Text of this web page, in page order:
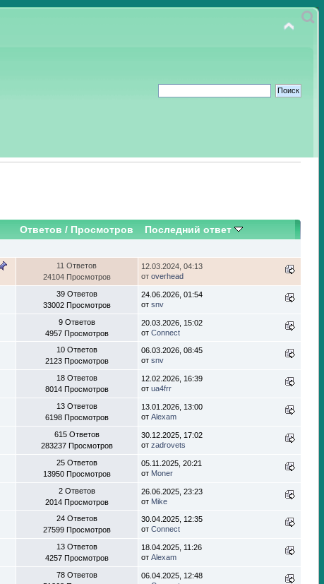
Ответов / Просмотров Последний ответ
11 Ответов
24104 Просмотров
12.03.2024, 04:13
от overhead
39 Ответов
33002 Просмотров
24.06.2026, 01:54
от snv
9 Ответов
4957 Просмотров
20.03.2026, 15:02
от Connect
10 Ответов
2123 Просмотров
06.03.2026, 08:45
от snv
18 Ответов
8014 Просмотров
12.02.2026, 16:39
от ua4frr
13 Ответов
6198 Просмотров
13.01.2026, 13:00
от Alexam
615 Ответов
283237 Просмотров
30.12.2025, 17:02
от zadrovets
25 Ответов
13950 Просмотров
05.11.2025, 20:21
от Moner
2 Ответов
2014 Просмотров
26.06.2025, 23:23
от Mike
24 Ответов
27599 Просмотров
30.04.2025, 12:35
от Connect
13 Ответов
4257 Просмотров
18.04.2025, 11:26
от Alexam
78 Ответов
06.04.2025, 12:48